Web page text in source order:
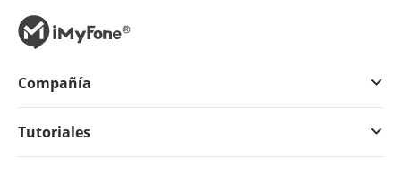
Compañía
Tutoriales